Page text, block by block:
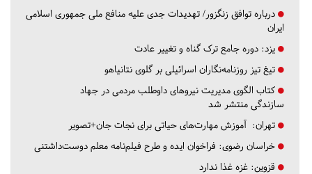
درباره توافق زنگزور/ تهدیدات جدی علیه منافع ملی جمهوری اسلامی
ایران
یزد: دوره جامع ترک گناه و تغییر عادت
تیغ تیز روزنامه‌نگاران اسرائیلی بر گلوی نتانیاهو
کتاب الگوی مدیریت نیروهای داوطلب مردمی در جهاد
سازندگی منتشر شد
تهران: آموزش مهارت‌های حیاتی برای نجات جان+تصویر
خراسان رضوی: فراخوان ایده و طرح فیلم‌نامه معلم دوست‌داشتنی
قزوین: غزه غذا ندارد